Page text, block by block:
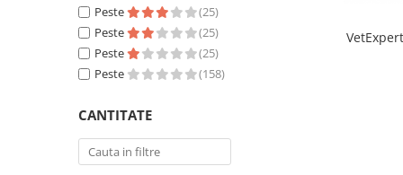
Solutii Atractante si repelente
Peste
(25)
Peste
(25)
Peste
(25)
Peste
(158)
CANTITATE